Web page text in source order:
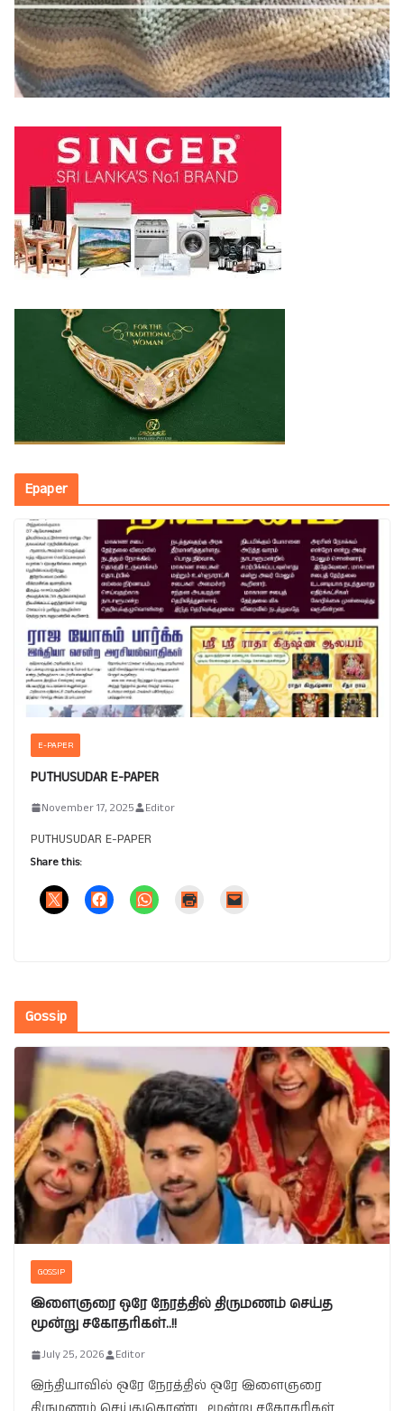
Epaper
E-PAPER
PUTHUSUDAR E-PAPER
November 17, 2025 Editor
PUTHUSUDAR E-PAPER
Share this:
Gossip
GOSSIP
இளைஞரை ஒரே நேரத்தில் திருமணம் செய்த
மூன்று சகோதரிகள்..!!
July 25, 2026 Editor
இந்தியாவில் ஒரே நேரத்தில் ஒரே இளைஞரை